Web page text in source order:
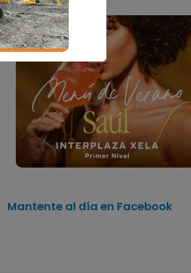
Mantente al día en Facebook